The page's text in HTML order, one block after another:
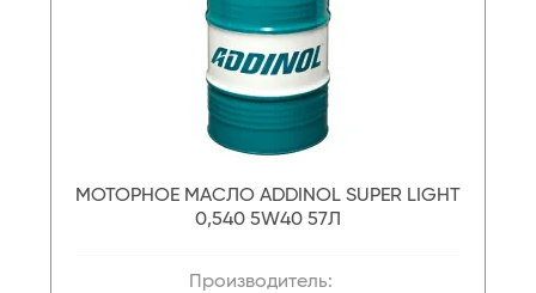
МОТОРНОЕ МАСЛО ADDINOL SUPER LIGHT
0,540 5W40 57Л
Производитель: